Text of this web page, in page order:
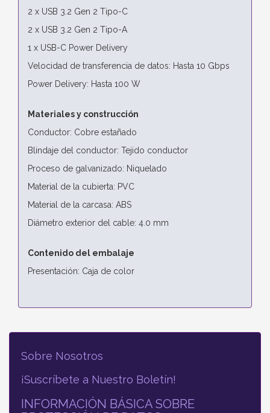
2 x USB 3.2 Gen 2 Tipo-C
2 x USB 3.2 Gen 2 Tipo-A
1 x USB-C Power Delivery
Velocidad de transferencia de datos: Hasta 10 Gbps
Power Delivery: Hasta 100 W
Materiales y construcción
Conductor: Cobre estañado
Blindaje del conductor: Tejido conductor
Proceso de galvanizado: Niquelado
Material de la cubierta: PVC
Material de la carcasa: ABS
Diámetro exterior del cable: 4.0 mm
Contenido del embalaje
Presentación: Caja de color
Sobre Nosotros
¡Suscríbete a Nuestro Boletín!
INFORMACIÓN BÁSICA SOBRE